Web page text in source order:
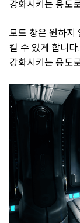
강화시키는 용도
모드 창은 원하지
킬 수 있게 합니
강화시키는 용도